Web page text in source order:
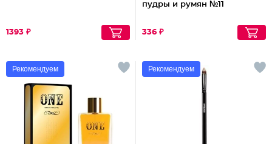
1393 ₽
пудры и румян №11
336 ₽
Рекомендуем Рекомендуем